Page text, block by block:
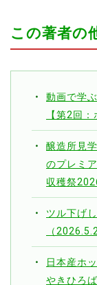
この著者の
動画で学
【第2回
醸造所見
のプレミ
収穫祭
ツル下げ
（
日本産ホ
やきひろ